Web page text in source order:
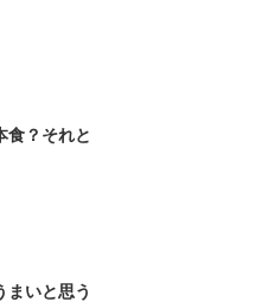
食？それと
まいと思う